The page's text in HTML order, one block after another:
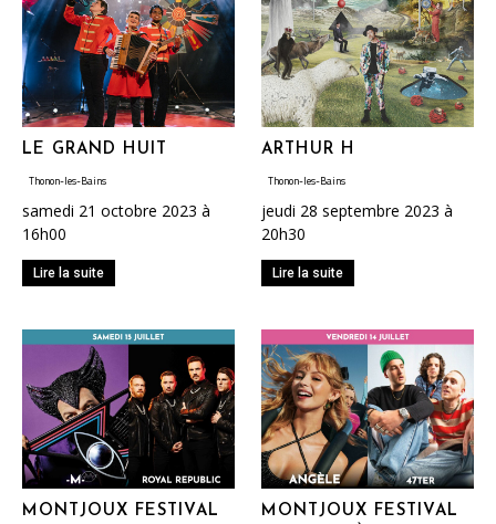
LE GRAND HUIT
Thonon-les-Bains
samedi 21 octobre 2023 à
16h00
Lire la suite
ARTHUR H
Thonon-les-Bains
jeudi 28 septembre 2023 à
20h30
Lire la suite
MONTJOUX FESTIVAL
MONTJOUX FESTIVAL